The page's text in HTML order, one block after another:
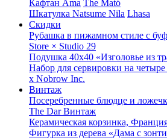
Кафтан Ama The Mató
Шкатулка Natsume Nila Lhasa
Скидки
Рубашка в пижамном стиле с
Store × Studio 29
Подушка 40x40 «Изголовье из
Набор для сервировки на
х Nobrow Inc.
Винтаж
Посеребренные блюдце и
The Dar Винтаж
Керамическая корзинка,
Фигурка из дерева «Дама с